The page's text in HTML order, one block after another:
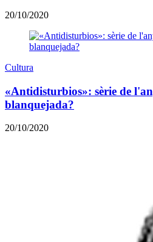
20/10/2020
Cultura
«Antidisturbios»: sèrie de
blanquejada?
20/10/2020